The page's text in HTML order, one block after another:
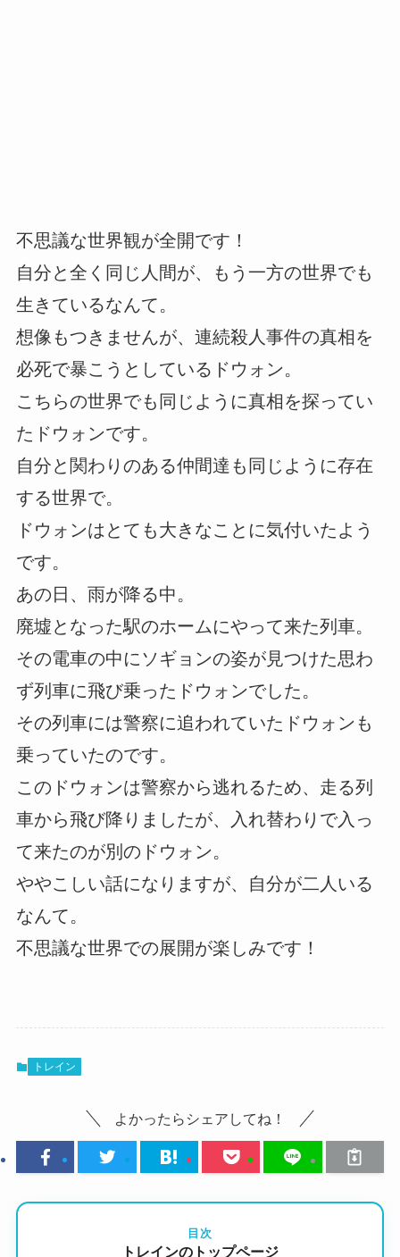
不思議な世界観が全開です！
自分と全く同じ人間が、もう一方の世界でも
生きているなんて。
想像もつきませんが、連続殺人事件の真相を
必死で暴こうとしているドウォン。
こちらの世界でも同じように真相を探ってい
たドウォンです。
自分と関わりのある仲間達も同じように存在
する世界で。
ドウォンはとても大きなことに気付いたよう
です。
あの日、雨が降る中。
廃墟となった駅のホームにやって来た列車。
その電車の中にソギョンの姿が見つけた思わ
ず列車に飛び乗ったドウォンでした。
その列車には警察に追われていたドウォンも
乗っていたのです。
このドウォンは警察から逃れるため、走る列
車から飛び降りましたが、入れ替わりで入っ
て来たのが別のドウォン。
ややこしい話になりますが、自分が二人いる
なんて。
不思議な世界での展開が楽しみです！
トレイン
よかったらシェアしてね！
目次
トレインのトップページ